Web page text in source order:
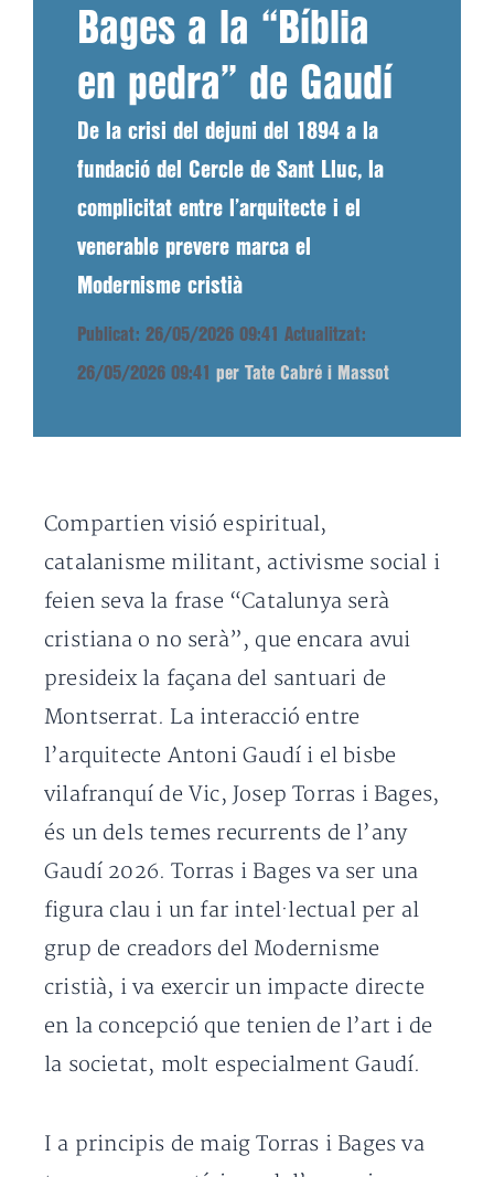
Bages a la “Bíblia
en pedra” de Gaudí
De la crisi del dejuni del 1894 a la
fundació del Cercle de Sant Lluc, la
complicitat entre l’arquitecte i el
venerable prevere marca el
Modernisme cristià
Publicat: 26/05/2026 09:41 Actualitzat:
26/05/2026 09:41 per Tate Cabré i Massot
Compartien visió espiritual,
catalanisme militant, activisme social i
feien seva la frase “Catalunya serà
cristiana o no serà”, que encara avui
presideix la façana del santuari de
Montserrat. La interacció entre
l’arquitecte Antoni Gaudí i el bisbe
vilafranquí de Vic, Josep Torras i Bages,
és un dels temes recurrents de l’any
Gaudí 2026. Torras i Bages va ser una
figura clau i un far intel·lectual per al
grup de creadors del Modernisme
cristià, i va exercir un impacte directe
en la concepció que tenien de l’art i de
la societat, molt especialment Gaudí.
I a principis de maig Torras i Bages va